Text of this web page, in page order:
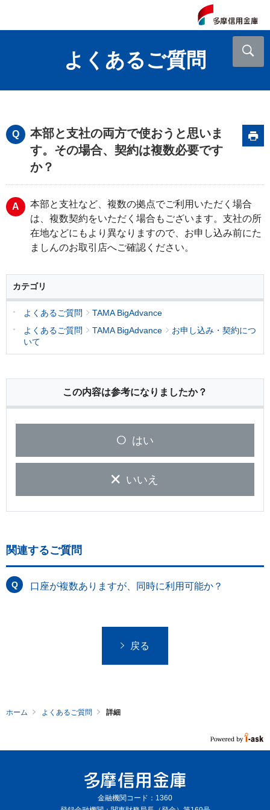
よくあるご質問
本部と支社の両方で使おうと思いま
す。その場合、契約は複数必要です
か？
本部と支社など、複数の拠点でご利用いただく場合
は、複数契約をいただく場合もございます。支社の所
在地などにもより異なりますので、お申し込み前にた
ましんのお取引店へご確認ください。
カテゴリ
よくあるご質問
TAMA BigAdvance
よくあるご質問
TAMA BigAdvance
お申し込み・契約につ
いて
この内容は参考になりましたか？
はい
いいえ
関連するご質問
口座が複数ありますが、同時に利用可能か？
戻る
ホーム よくあるご質問 詳細
金融機関コード：1360